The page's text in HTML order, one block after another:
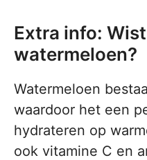
Extra info:
watermeloen?
Watermeloen
waardoor het een
hydrateren op
ook vitamine C en